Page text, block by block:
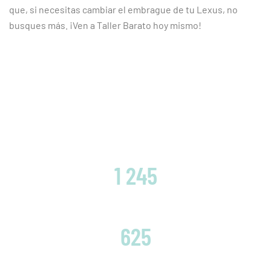
que, si necesitas cambiar el embrague de tu Lexus, no
busques más. ¡Ven a Taller Barato hoy mismo!
1 245
625